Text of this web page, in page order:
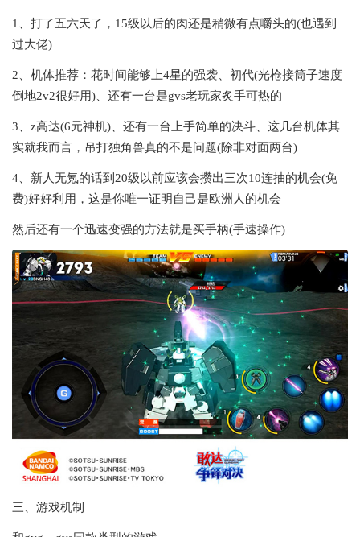
1、打了五六天了，15级以后的肉还是稍微有点嚼头的(也遇到
过大佬)
2、机体推荐：花时间能够上4星的强袭、初代(光枪接筒子速度
倒地2v2很好用)、还有一台是gvs老玩家炙手可热的
3、z高达(6元神机)、还有一台上手简单的决斗、这几台机体其
实就我而言，吊打独角兽真的不是问题(除非对面两台)
4、新人无氪的话到20级以前应该会攒出三次10连抽的机会(免
费)好好利用，这是你唯一证明自己是欧洲人的机会
然后还有一个迅速变强的方法就是买手柄(手速操作)
三、游戏机制